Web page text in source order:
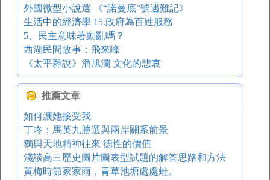
外國微型小說選 《“諾曼底”號遇難記》
生活中的經濟學 15.政府為百姓服務
5、民主意味著動亂嗎？
西湖民間故事：飛來峰
《太平雜說》潘旭瀾 文化的悲哀
推薦文章
如何讓她接受我
丁咚：馬英九勝選與兩岸關系前景
獨與天地精神往來 德性的價值
淺談高三歷史圖片圖表型試題的解答思路和方法
黃梅時節家家雨，青草池塘處處蛙。